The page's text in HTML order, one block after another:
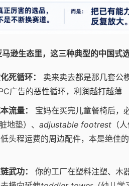
逊生态里，这三种典型的中国式
死循环：
卖来卖去都是那几套公
广告的恶性循环，利润越打越薄
流量：
宝妈在买完儿童餐椅后
地垫）、 adjustable footrest（人
头程运费的周边配件，本是绝佳
武功：
你的工厂在塑料注塑、木